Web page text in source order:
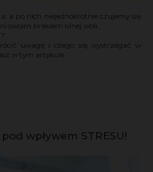
a po nich niejednokrotnie czujemy się
swoim brakiem silnej woli.
uwagę i czego się wystrzegać w
w tym artykule.
wpływem STRESU!